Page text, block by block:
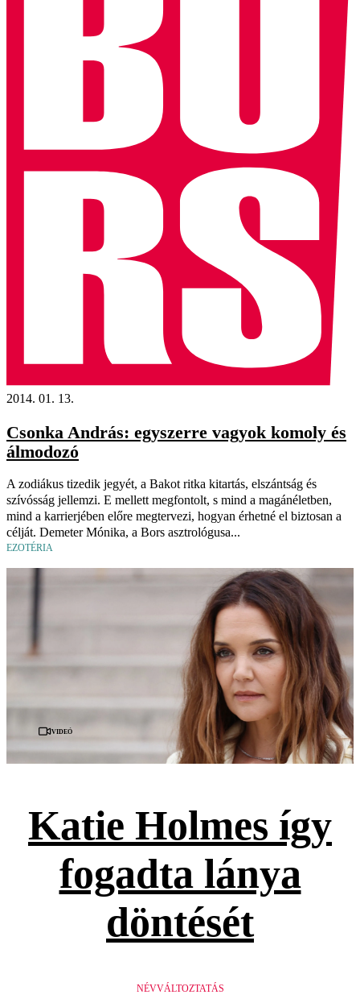
2014. 01. 13.
Csonka András: egyszerre vagyok komoly és
álmodozó
A zodiákus tizedik jegyét, a Bakot ritka kitartás, elszántság és
szívósság jellemzi. E mellett megfontolt, s mind a magánéletben,
mind a karrierjében előre megtervezi, hogyan érhetné el biztosan a
célját. Demeter Mónika, a Bors asztrológusa...
EZOTÉRIA
Videó
Katie Holmes így
fogadta lánya
döntését
NÉVVÁLTOZTATÁS